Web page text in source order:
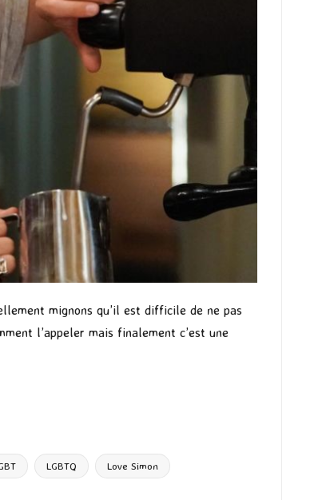
mignons qu’il est difficile de ne pas
l’appeler mais finalement c’est une
LGBTQ Love Simon